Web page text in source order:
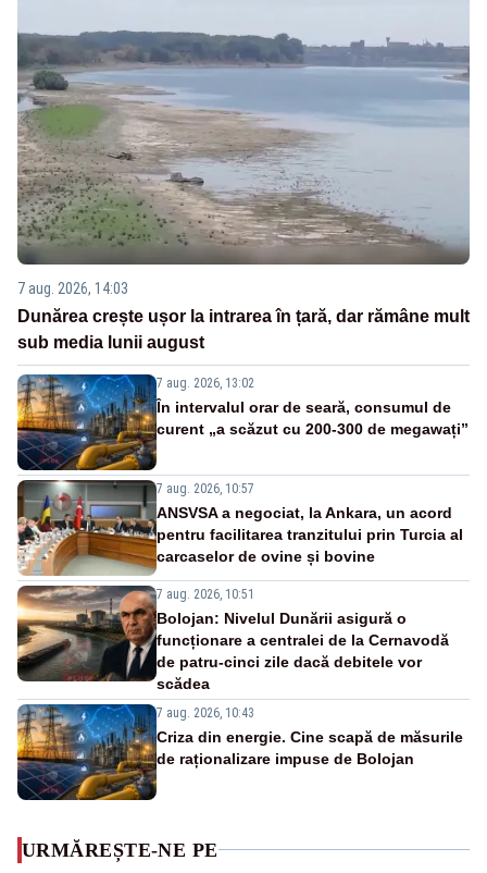
7 aug. 2026, 14:03
Dunărea crește ușor la intrarea în țară, dar rămâne mult
sub media lunii august
7 aug. 2026, 13:02
În intervalul orar de seară, consumul de
curent „a scăzut cu 200-300 de megawați”
7 aug. 2026, 10:57
ANSVSA a negociat, la Ankara, un acord
pentru facilitarea tranzitului prin Turcia al
carcaselor de ovine și bovine
7 aug. 2026, 10:51
Bolojan: Nivelul Dunării asigură o
funcționare a centralei de la Cernavodă
de patru-cinci zile dacă debitele vor
scădea
7 aug. 2026, 10:43
Criza din energie. Cine scapă de măsurile
de raționalizare impuse de Bolojan
URMĂREȘTE-NE PE